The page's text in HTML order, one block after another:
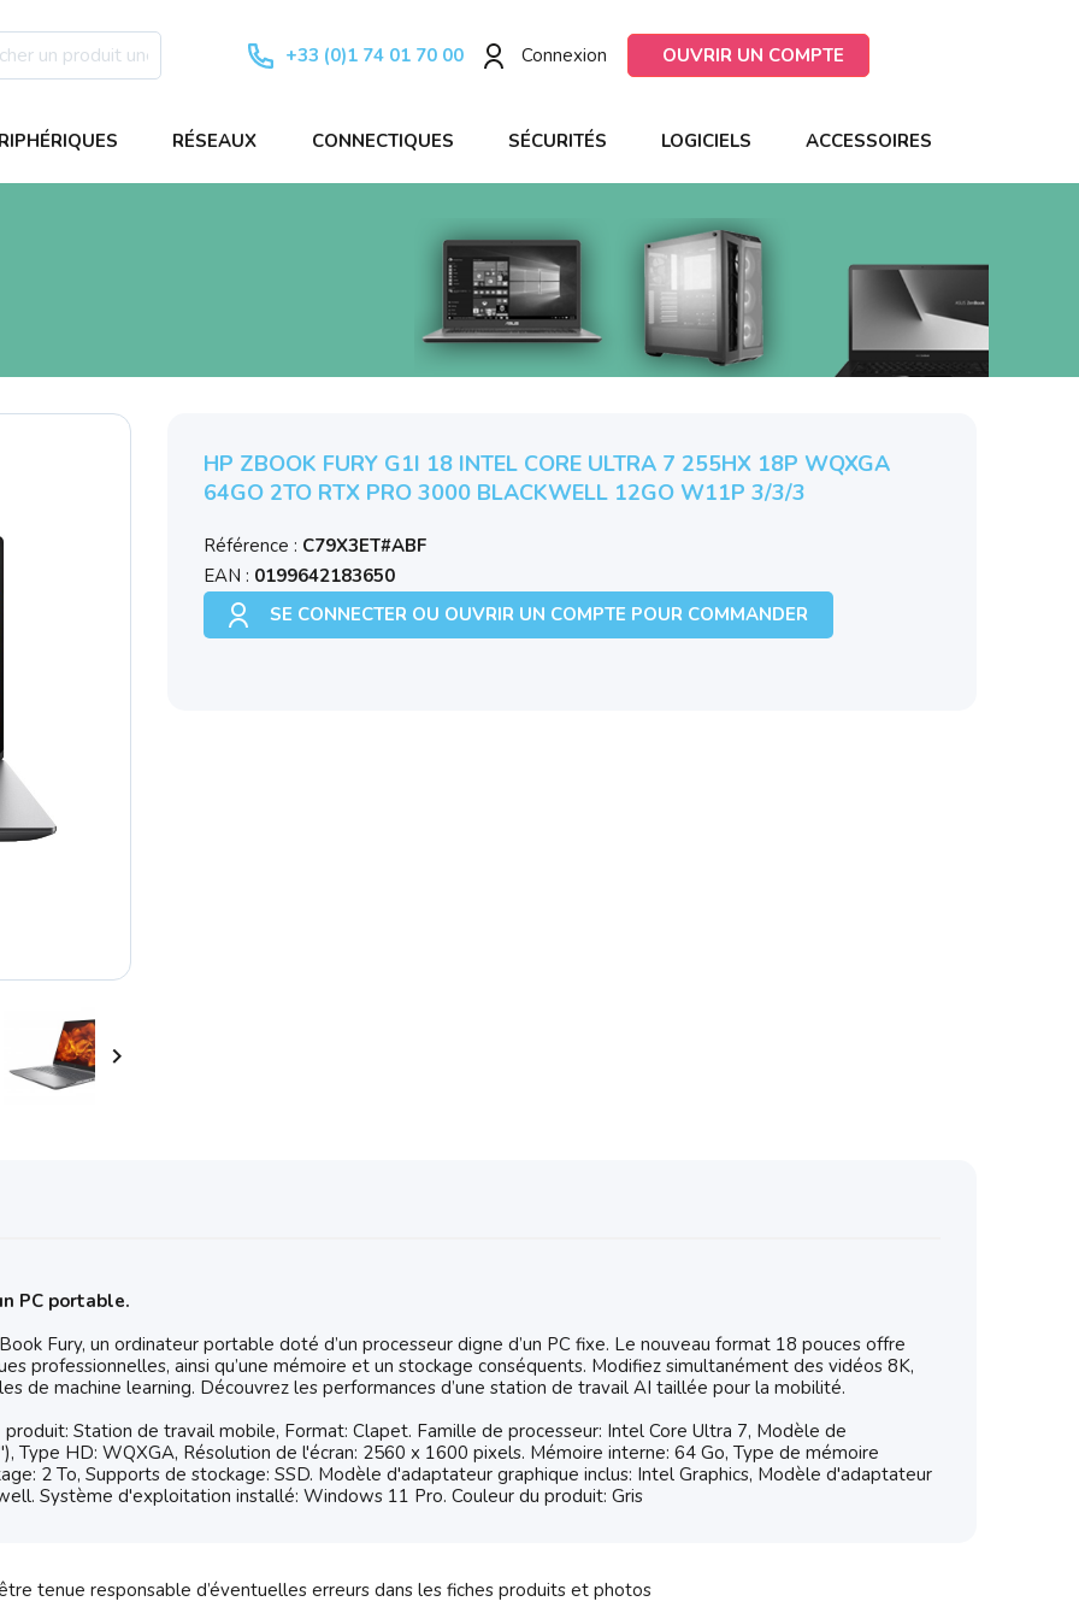
+33 (0)1 74 01 70 00 Connexion OUVRIR UN COMPTE
RÉSEAUX CONNECTIQUES SÉCURITÉS LOGICIELS ACCESSOIRES

HP ZBOOK FURY G1I 18 INTEL CORE ULTRA 7 255HX 18P WQXGA
64GO 2TO RTX PRO 3000 BLACKWELL 12GO W11P 3/3/3
Référence : C79X3ET#ABF
EAN : 0199642183650
SE CONNECTER OU OUVRIR UN COMPTE POUR COMMANDER
PC portable.
Fury, un ordinateur portable doté d’un processeur digne d’un PC fixe. Le nouveau format 18 pouces offre
professionnelles, ainsi qu’une mémoire et un stockage conséquents. Modifiez simultanément des vidéos 8K,
de machine learning. Découvrez les performances d’une station de travail AI taillée pour la mobilité.
Station de travail mobile, Format: Clapet. Famille de processeur: Intel Core Ultra 7, Modèle de
Type HD: WQXGA, Résolution de l'écran: 2560 x 1600 pixels. Mémoire interne: 64 Go, Type de mémoire
2 To, Supports de stockage: SSD. Modèle d'adaptateur graphique inclus: Intel Graphics, Modèle d'adaptateur
Système d'exploitation installé: Windows 11 Pro. Couleur du produit: Gris
tenue responsable d’éventuelles erreurs dans les fiches produits et photos